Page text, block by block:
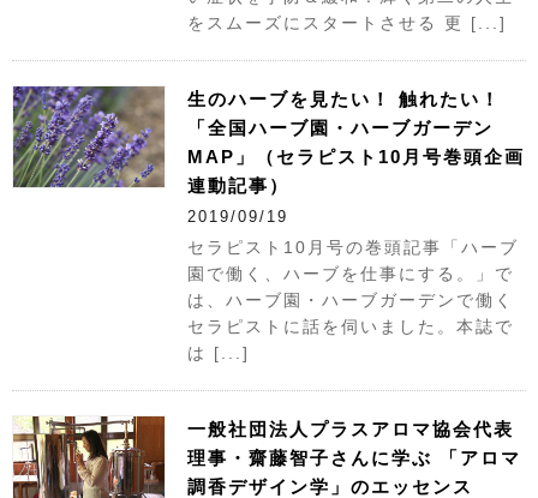
をスムーズにスタートさせる 更 [...]
生のハーブを見たい！ 触れたい！
「全国ハーブ園・ハーブガーデン
MAP」（セラピスト10月号巻頭企画
連動記事）
2019/09/19
セラピスト10月号の巻頭記事「ハーブ
園で働く、ハーブを仕事にする。」で
は、ハーブ園・ハーブガーデンで働く
セラピストに話を伺いました。本誌で
は [...]
一般社団法人プラスアロマ協会代表
理事・齋藤智子さんに学ぶ 「アロマ
調香デザイン学」のエッセンス